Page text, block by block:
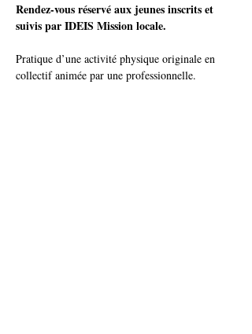
Rendez-vous réservé aux jeunes inscrits et
suivis par IDEIS Mission locale.
Pratique d’une activité physique originale en
collectif animée par une professionnelle.